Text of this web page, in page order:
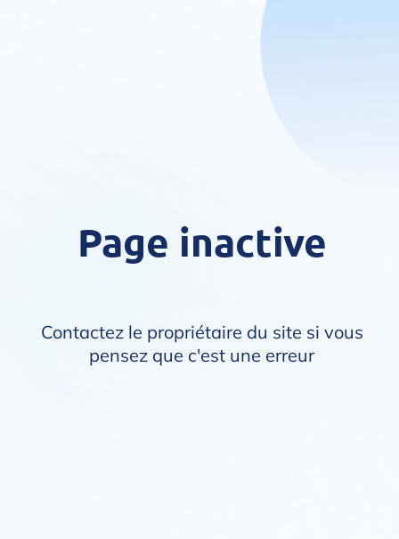
Page inactive
Contactez le propriétaire du site si vous
pensez que c'est une erreur